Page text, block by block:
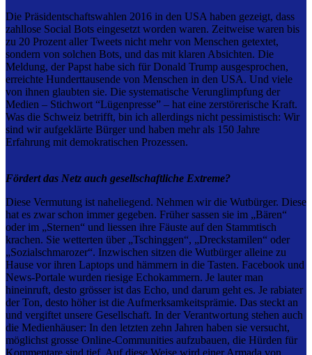
Die Präsidentschaftswahlen 2016 in den USA haben gezeigt, dass
zahllose Social Bots eingesetzt worden waren. Zeitweise waren bis
zu 20 Prozent aller Tweets nicht mehr von Menschen getextet,
sondern von solchen Bots, und das mit klaren Absichten. Die
Meldung, der Papst habe sich für Donald Trump ausgesprochen,
erreichte Hunderttausende von Menschen in den USA. Und viele
von ihnen glaubten sie. Die systematische Verunglimpfung der
Medien – Stichwort “Lügenpresse” – hat eine zerstörerische Kraft.
Was die Schweiz betrifft, bin ich allerdings nicht pessimistisch: Wir
sind wir aufgeklärte Bürger und haben mehr als 150 Jahre
Erfahrung mit demokratischen Prozessen.
Fördert das Netz auch gesellschaftliche Extreme?
Diese Vermutung ist naheliegend. Nehmen wir die Wutbürger. Diese
hat es zwar schon immer gegeben. Früher sassen sie im „Bären“
oder im „Sternen“ und liessen ihre Fäuste auf den Stammtisch
krachen. Sie wetterten über „Tschinggen“, „Dreckstamilen“ oder
„Sozialschmarozer“. Inzwischen sitzen die Wutbürger alleine zu
Hause vor ihren Laptops und hämmern in die Tasten. Facebook und
News-Portale wurden riesige Echokammern. Je lauter man
hineinruft, desto grösser ist das Echo, und darum geht es. Je rabiater
der Ton, desto höher ist die Aufmerksamkeitsprämie. Das steckt an
und vergiftet unsere Gesellschaft. In der Verantwortung stehen auch
die Medienhäuser: In den letzten zehn Jahren haben sie versucht,
möglichst grosse Online-Communities aufzubauen, die Hürden für